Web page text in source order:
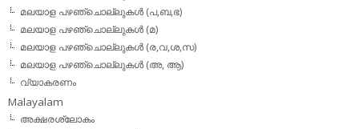
മലയാള പഴഞ്ചൊല്ലുകള്‍ (പ,ബ,ഭ)
മലയാള പഴഞ്ചൊല്ലുകള്‍ (മ)
മലയാള പഴഞ്ചൊല്ലുകള്‍ (ര,വ,ശ,സ)
മലയാള പഴഞ്ചൊല്ലുകൾ (അ, ആ)
വ്യാകരണം
Malayalam
അക്ഷരശ്ലോകം